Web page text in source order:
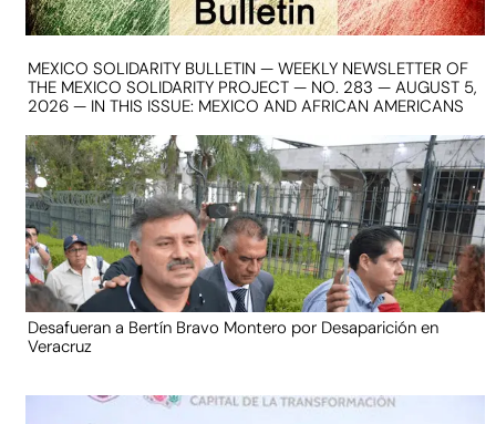
MEXICO SOLIDARITY BULLETIN — WEEKLY NEWSLETTER OF
THE MEXICO SOLIDARITY PROJECT — NO. 283 — AUGUST 5,
2026 — IN THIS ISSUE: MEXICO AND AFRICAN AMERICANS
Desafueran a Bertín Bravo Montero por Desaparición en
Veracruz